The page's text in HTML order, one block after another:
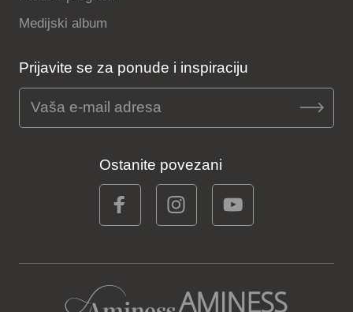
Medijski album
Prijavite se za ponude i inspiraciju
Ostanite povezani